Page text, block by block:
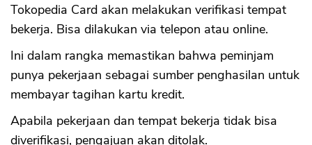
Tokopedia Card akan melakukan verifikasi tempat
bekerja. Bisa dilakukan via telepon atau online.
Ini dalam rangka memastikan bahwa peminjam
punya pekerjaan sebagai sumber penghasilan untuk
membayar tagihan kartu kredit.
Apabila pekerjaan dan tempat bekerja tidak bisa
diverifikasi, pengajuan akan ditolak.